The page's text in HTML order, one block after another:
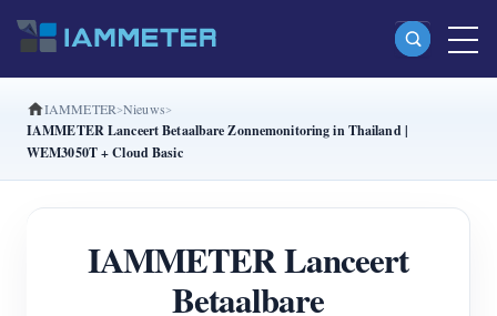
Producten
Split-phase Wi-Fi-energiemeter (WEM2067)
Driefasige Wi-Fi-energiemeter (WEM3080T)
Driefasige Wi-Fi-energiemeter (WEM3046T)
IAMMETER Nieuws
IAMMETER Lanceert Betaalbare Zonnemonitoring in Thailand |
WEM3050T + Cloud Basic
IAMMETER Lanceert
Betaalbare